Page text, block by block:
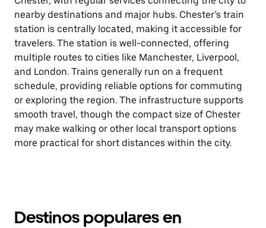
nearby destinations and major hubs. Chester’s train
station is centrally located, making it accessible for
travelers. The station is well-connected, offering
multiple routes to cities like Manchester, Liverpool,
and London. Trains generally run on a frequent
schedule, providing reliable options for commuting
or exploring the region. The infrastructure supports
smooth travel, though the compact size of Chester
may make walking or other local transport options
more practical for short distances within the city.
Destinos populares en